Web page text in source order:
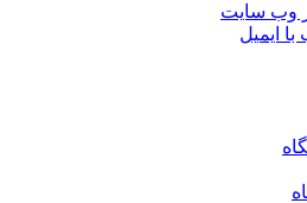
وب سایت
ایمیل